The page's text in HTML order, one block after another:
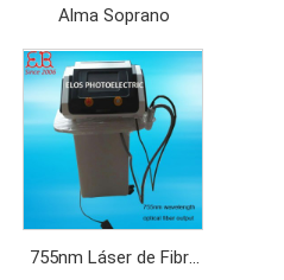
Alma Soprano
755nm Láser de Fibra